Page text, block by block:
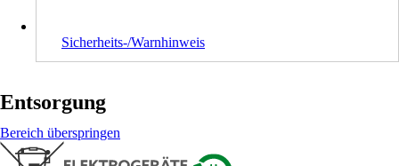
Sicherheits-/Warnhinweis
Entsorgung
Bereich überspringen